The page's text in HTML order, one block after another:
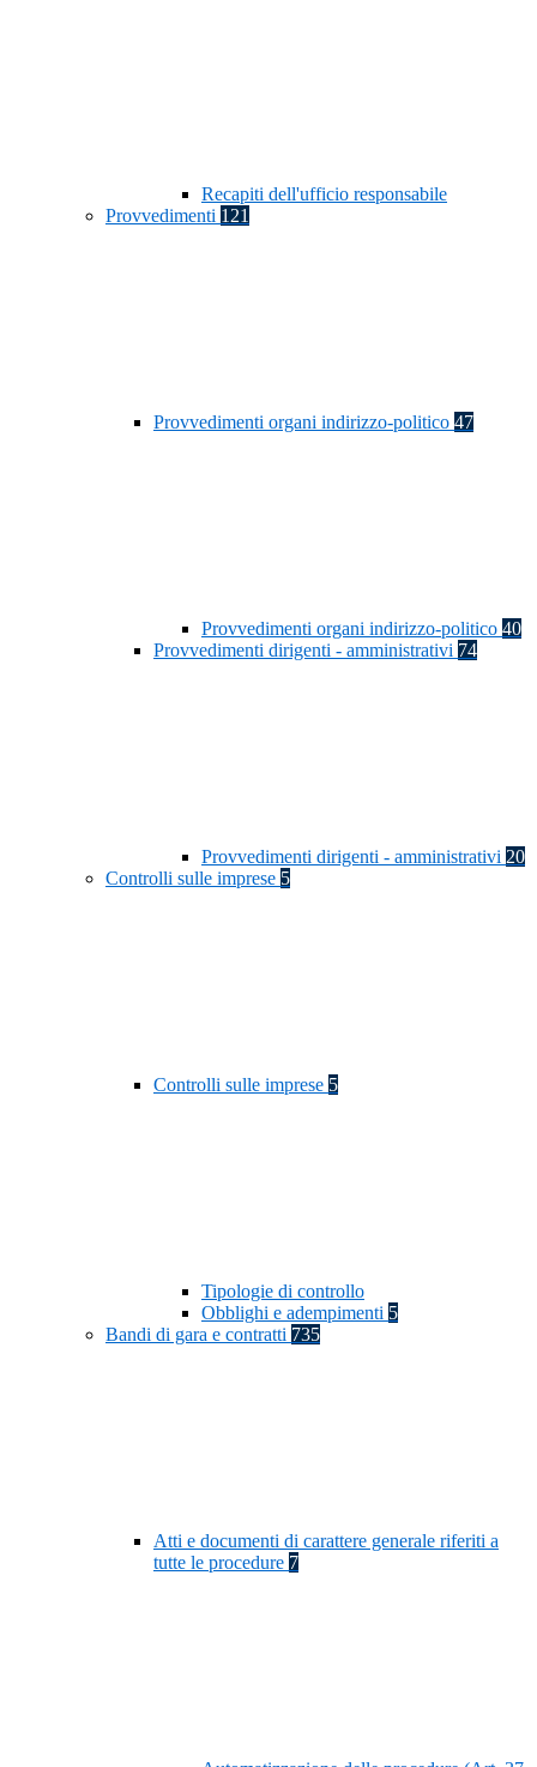
Recapiti dell'ufficio responsabile
Provvedimenti 121
Provvedimenti organi indirizzo-politico 47
Provvedimenti organi indirizzo-politico 40
Provvedimenti dirigenti - amministrativi 74
Provvedimenti dirigenti - amministrativi 20
Controlli sulle imprese 5
Controlli sulle imprese 5
Tipologie di controllo
Obblighi e adempimenti 5
Bandi di gara e contratti 735
Atti e documenti di carattere generale riferiti a
tutte le procedure 7